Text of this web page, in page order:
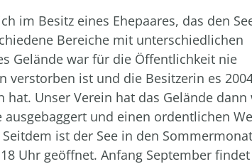
im Besitz eines Ehepaares, das den
Bereiche mit unterschiedlichen
Gelände war für die Öffentlichkeit nie
verstorben ist und die Besitzerin es
hat. Unser Verein hat das Gelände dann
ausgebaggert und einen ordentlichen
ist der See in den
Uhr geöffnet. Anfang September